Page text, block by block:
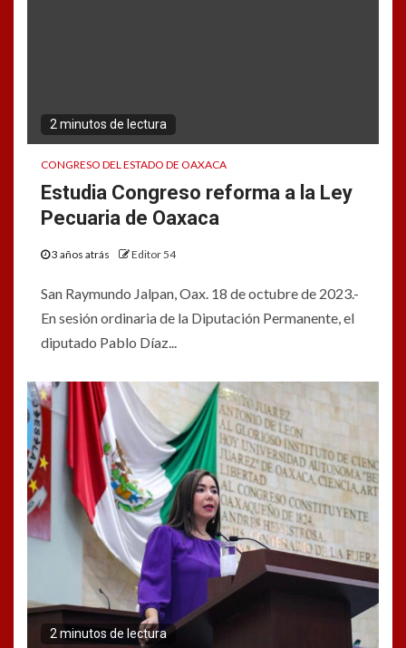
2 minutos de lectura
CONGRESO DEL ESTADO DE OAXACA
Estudia Congreso reforma a la Ley
Pecuaria de Oaxaca
3 años atrás Editor 54
San Raymundo Jalpan, Oax. 18 de octubre de 2023.-
En sesión ordinaria de la Diputación Permanente, el
diputado Pablo Díaz...
2 minutos de lectura